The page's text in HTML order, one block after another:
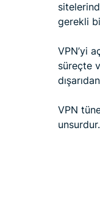
gerekli
VPN’yi
süreçte
VPN